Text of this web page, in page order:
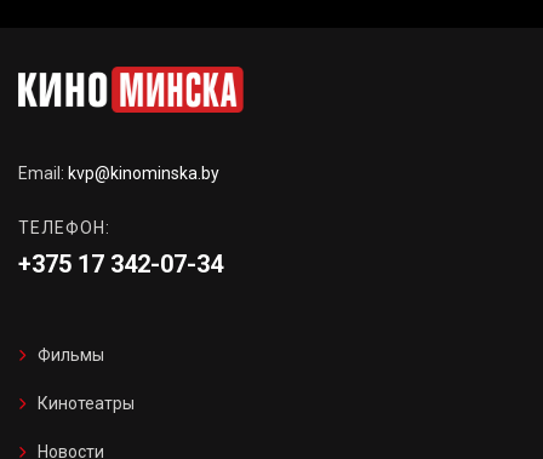
Email: kvp@kinominska.by
ТЕЛЕФОН:
+375 17 342-07-34
Фильмы
Кинотеатры
Новости